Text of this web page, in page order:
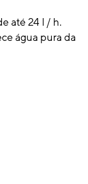
até 24 l / h.
água pura da